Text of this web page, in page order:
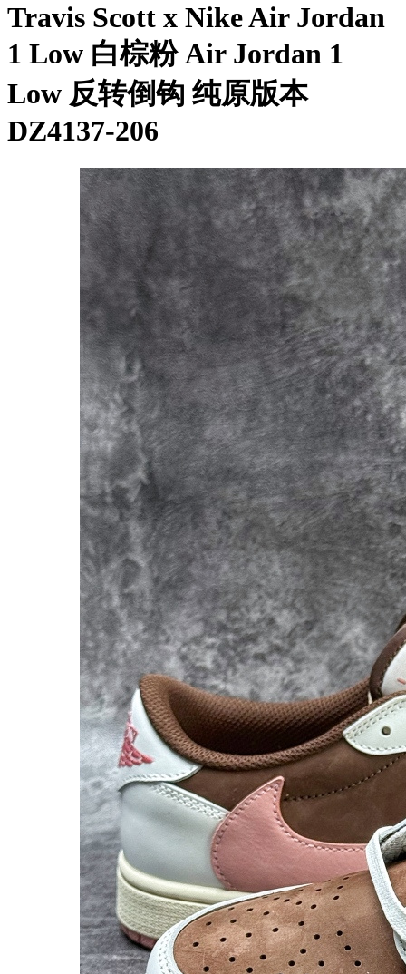
Travis Scott x Nike Air Jordan
1 Low 白棕粉 Air Jordan 1
Low 反转倒钩 纯原版本
DZ4137-206